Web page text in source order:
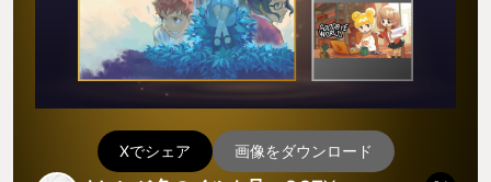
Xでシェア 画像をダウンロード